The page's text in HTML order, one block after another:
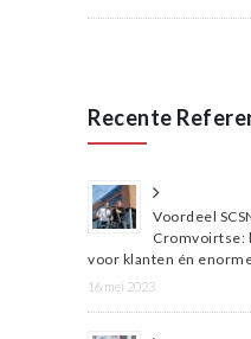
Recente
Voordeel
Cromvoirtse:
voor klanten én
16 mei 2023